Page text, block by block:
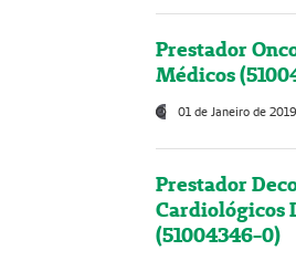
Prestador
Médicos
01 de Janeiro de 2019
Prestador
Cardiológicos
(51004346-0)